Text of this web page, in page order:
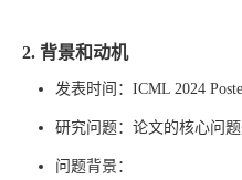
2. 背景和动机
发表时间：ICML 2024
研究问题：论文的核心问
问题背景：